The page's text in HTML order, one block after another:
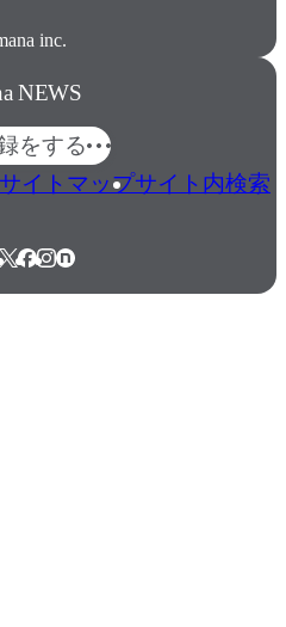
inc.
NEWS
をする
サイトマップサイト内検索